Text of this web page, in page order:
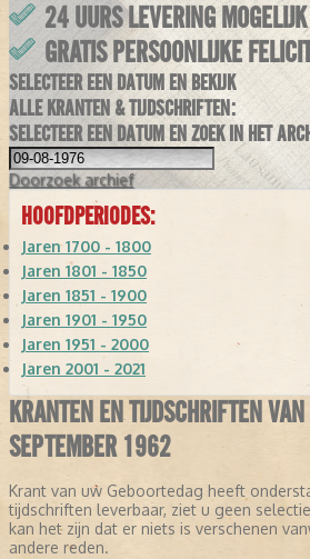
24 UURS LEVERING MOGELIJK
GRATIS PERSOONLIJKE
SELECTEER EEN DATUM EN BEKIJK
ALLE KRANTEN & TIJDSCHRIFTEN:
SELECTEER EEN DATUM EN ZOEK IN HET
Doorzoek archief
HOOFDPERIODES:
Jaren 1700 - 1800
Jaren 1801 - 1850
Jaren 1851 - 1900
Jaren 1901 - 1950
Jaren 1951 - 2000
Jaren 2001 - 2021
KRANTEN EN TIJDSCHRIFTEN
SEPTEMBER 1962
Krant van uw Geboortedag heeft
tijdschriften leverbaar, ziet u geen
kan het zijn dat er niets is verschenen
andere reden.